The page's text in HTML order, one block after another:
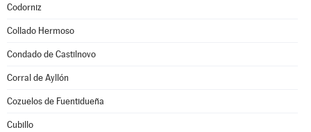
Codorniz
Collado Hermoso
Condado de Castilnovo
Corral de Ayllón
Cozuelos de Fuentidueña
Cubillo